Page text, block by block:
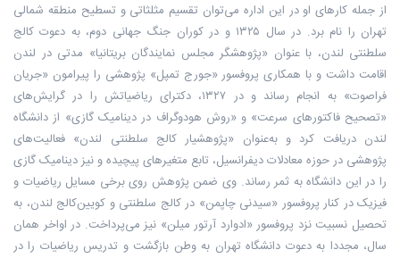
از جمله کارهای او در این اداره می‌توان تقسیم مثلثاتی و تسطیح منطقه شمالی
تهران را نام برد. در سال ۱۳۲۵ و در کوران جنگ جهانی دوم، به دعوت کالج
سلطنتی لندن، با عنوان «پژوهشگر مجلس نمایندگان بریتانیا» مدتی در لندن
اقامت داشت و با همکاری پروفسور «جورج تمپل» پژوهشی را پیرامون «جریان
فراصوت» به انجام رساند و در ۱۳۲۷، دکترای ریاضیاتش را در گرایش‌های
«تصحیح فاکتورهای سرعت» و «روش هودوگراف در دینامیک گازی» از دانشگاه
لندن دریافت کرد و به‌عنوان «پژوهشیار کالج سلطنتی لندن» فعالیت‌های
پژوهشی در حوزه معادلات دیفرانسیل، تابع متغیرهای پیچیده و نیز دینامیک گازی
را در این دانشگاه به ثمر رساند. وی ضمن پژوهش روی برخی مسایل ریاضیات و
فیزیک در کنار پروفسور «سیدنی چاپمن» در کالج سلطنتی و کویین‌کالج لندن، به
تحصیل نسبیت نزد پروفسور «ادوارد آرتور میلن» نیز می‌پرداخت. در اواخر همان
سال، مجددا به دعوت دانشگاه تهران به وطن بازگشت و تدریس ریاضیات را در